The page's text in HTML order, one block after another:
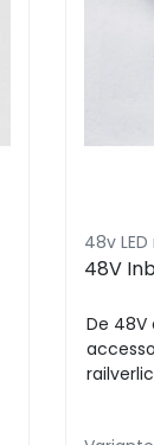
48v
48V
De 48V